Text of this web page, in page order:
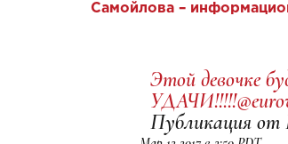
Самойлова –
Этой девочке
Публикация от